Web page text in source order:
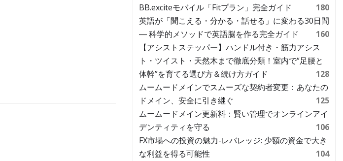
BB.exciteモバイル「Fitプラン」完全ガイド
180
英語が「聞こえる・分かる・話せる」に変わる30日間
― 科学的メソッドで英語脳を作る完全ガイド
160
【アシストステッパー】ハンドル付き・筋力アシス
ト・ツイスト・天然木まで徹底分類！室内で“足腰と
体幹”を育てる選び方＆続け方ガイド
128
ムームードメインでスムーズな契約者変更：あなたの
ドメイン、安全に引き継ぐ
125
ムームードメイン更新料：賢い管理でオンラインアイ
デンティティを守る
106
FX市場への投資の魅力-レバレッジ: 少額の資金で大き
な利益を得る可能性
104